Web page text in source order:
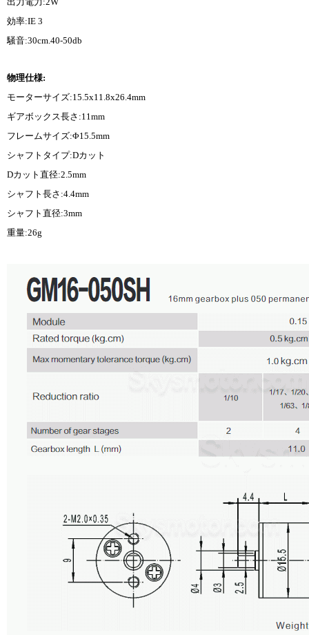
効率:IE 3
騒音:30cm.40-50db
物理仕様:
モーターサイズ:15.5x11.8x26.4mm
ギアボックス長さ:11mm
フレームサイズ:Φ15.5mm
シャフトタイプ:Dカット
Dカット直径:2.5mm
シャフト長さ:4.4mm
シャフト直径:3mm
重量:26g